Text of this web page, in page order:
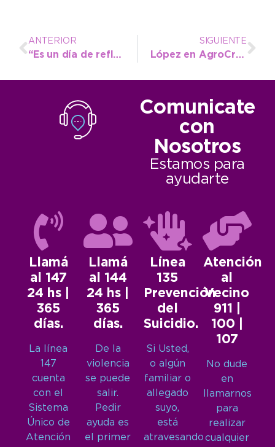
ANTERIOR
“Es un día de reflexión para todos aquellos que antaño decidieron fundar a Necochea”
SIGUIENTE
López en AgroCrece: “El sector agropecuario es el gran motor del Distrito”
Comunicate
con
Nosotros
Estamos para
ayudarte
Llamá
al 147
24 hs |
365
días.
La línea
147
cuenta
con el
Sistema
Único de
Atención
Llamá
al 144
24 hs |
365
días.
De la
violencia
se puede
salir.
Pedir
ayuda es
el primer
Línea
135
Prevención
del
Suicidio.
Si Usted,
o algún
familiar o
allegado
suyo,
está
atravesando
Atención
al
Vecino
911 |
100 |
107
No dude
en
llamarnos
para
realizar
cualquier